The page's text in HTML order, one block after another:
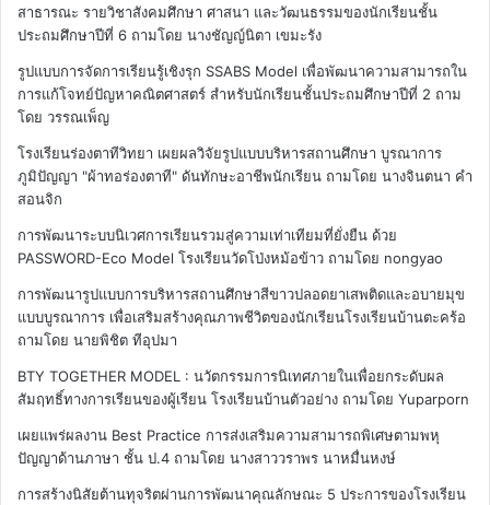
สาธารณะ รายวิชาสังคมศึกษา ศาสนา และวัฒนธรรมของนักเรียนชั้น
ประถมศึกษาปีที่ 6 ถามโดย นางชัญญ์นิตา เขมะรัง
รูปแบบการจัดการเรียนรู้เชิงรุก SSABS Model เพื่อพัฒนาความสามารถใน
การแก้โจทย์ปัญหาคณิตศาสตร์ สำหรับนักเรียนชั้นประถมศึกษาปีที่ 2 ถาม
โดย วรรณเพ็ญ
โรงเรียนร่องตาทีวิทยา เผยผลวิจัยรูปแบบบริหารสถานศึกษา บูรณาการ
ภูมิปัญญา "ผ้าทอร่องตาที" ดันทักษะอาชีพนักเรียน ถามโดย นางจินตนา คำ
สอนจิก
การพัฒนาระบบนิเวศการเรียนรวมสู่ความเท่าเทียมที่ยั่งยืน ด้วย
PASSWORD-Eco Model โรงเรียนวัดโป่งหม้อข้าว ถามโดย nongyao
การพัฒนารูปแบบการบริหารสถานศึกษาสีขาวปลอดยาเสพติดและอบายมุข
แบบบูรณาการ เพื่อเสริมสร้างคุณภาพชีวิตของนักเรียนโรงเรียนบ้านตะคร้อ
ถามโดย นายพิชิต ทีอุปมา
BTY TOGETHER MODEL : นวัตกรรมการนิเทศภายในเพื่อยกระดับผล
สัมฤทธิ์ทางการเรียนของผู้เรียน โรงเรียนบ้านตัวอย่าง ถามโดย Yuparporn
เผยแพร่ผลงาน Best Practice การส่งเสริมความสามารถพิเศษตามพหุ
ปัญญาด้านภาษา ชั้น ป.4 ถามโดย นางสาววราพร นาหมื่นหงษ์
การสร้างนิสัยต้านทุจริตผ่านการพัฒนาคุณลักษณะ 5 ประการของโรงเรียน